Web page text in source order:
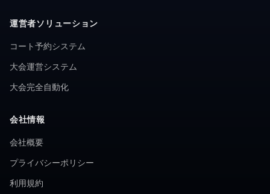
運営者ソリューション
コート予約システム
大会運営システム
大会完全自動化
会社情報
会社概要
プライバシーポリシー
利用規約